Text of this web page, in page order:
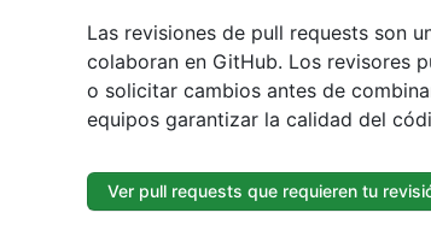
Las revisiones de pull requests son
colaboran en GitHub. Los revisores
o solicitar cambios antes de
equipos garantizar la calidad del
Ver pull requests que requieren tu